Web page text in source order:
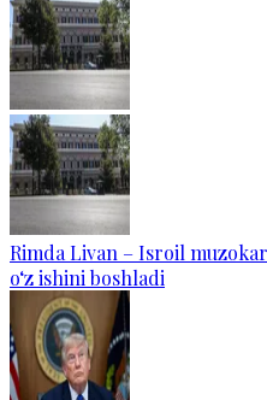
Rimda Livan – Isroil
o‘z ishini boshladi